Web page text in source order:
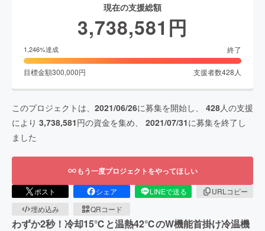
現在の支援総額
3,738,581 円
1,246%達成 終了
目標金額300,000円 支援者数428 人
このプロジェクトは、 2021/06/26に募集を開始し、 428人の支援
により 3,738,581円の資金を集め、 2021/07/31に募集を終了し
ました
もう一度プロジェクトをやってほしい
ポスト シェア LINEで送る
URLコピー
埋め込み
QRコード
わずか2秒！冷却15℃と温熱42℃のW機能首掛け冷温機